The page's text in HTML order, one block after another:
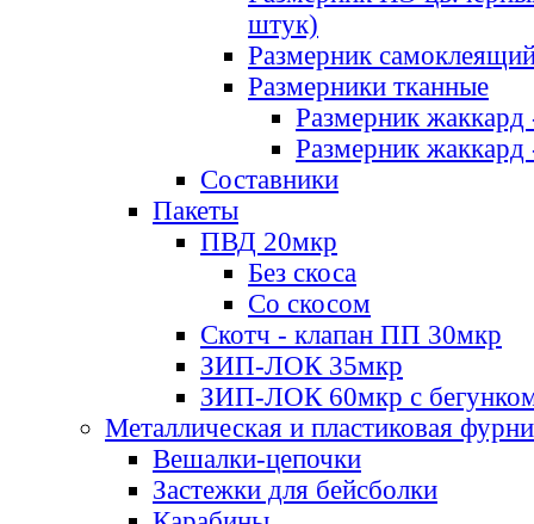
штук)
Размерник
Размерники тканные
Размерник
Размерник
Составники
Пакеты
ПВД 20мкр
Без скоса
Со скосом
Скотч - клапан ПП 30мкр
ЗИП-ЛОК 35мкр
ЗИП-ЛОК 60мкр с
Металлическая и пластиковая
Вешалки-цепочки
Застежки для бейсболки